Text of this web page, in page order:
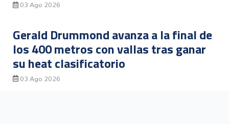
03 Ago 2026
Gerald Drummond avanza a la final de
los 400 metros con vallas tras ganar
su heat clasificatorio
03 Ago 2026